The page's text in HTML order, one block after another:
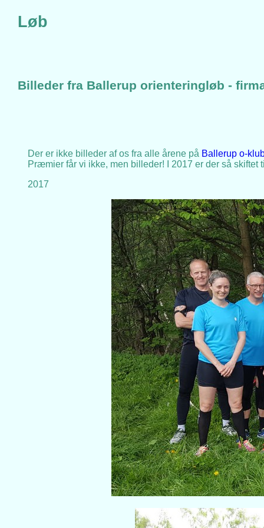
Løb
Billeder fra Ballerup orienteringløb -
Der er ikke billeder af os fra alle årene på Ballerup o-
Præmier får vi ikke, men billeder! I 2017 er der så skiftet
2017